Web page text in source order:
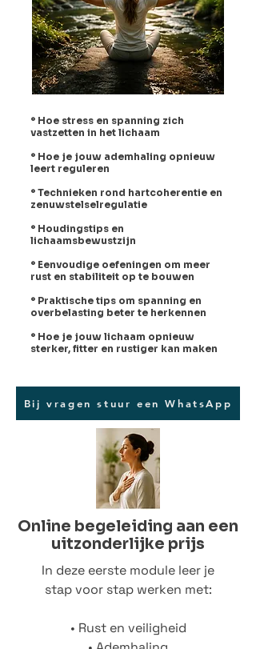
° Hoe stress en spanning zich
vastzetten in het lichaam
° Hoe je jouw ademhaling opnieuw
leert reguleren
° Technieken rond hartcoherentie en
zenuwstelselregulatie
° Houdingstips en
lichaamsbewustzijn
° Eenvoudige oefeningen om meer
rust en stabiliteit op te bouwen
° Praktische tips om spanning en
overbelasting beter te herkennen
° Hoe je jouw lichaam opnieuw
sterker, fitter en rustiger kan maken
Bij vragen stuur een WhatsApp
Online begeleiding aan een
uitzonderlijke prijs
In deze eerste module leer je
stap voor stap werken met:
• Rust en veiligheid